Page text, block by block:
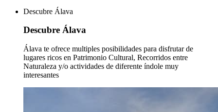
Descubre Álava
Descubre Álava
Álava te ofrece multiples posibilidades para disfrutar de
lugares ricos en Patrimonio Cultural, Recorridos entre
Naturaleza y/o actividades de diferente índole muy
interesantes